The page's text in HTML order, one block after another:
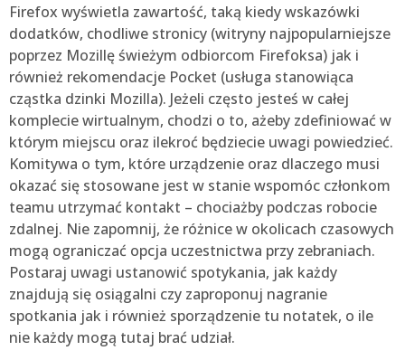
Firefox wyświetla zawartość, taką kiedy wskazówki
dodatków, chodliwe stronicy (witryny najpopularniejsze
poprzez Mozillę świeżym odbiorcom Firefoksa) jak i
również rekomendacje Pocket (usługa stanowiąca
cząstka dzinki Mozilla). Jeżeli często jesteś w całej
komplecie wirtualnym, chodzi o to, ażeby zdefiniować w
którym miejscu oraz ilekroć będziecie uwagi powiedzieć.
Komitywa o tym, które urządzenie oraz dlaczego musi
okazać się stosowane jest w stanie wspomóc członkom
teamu utrzymać kontakt – chociażby podczas robocie
zdalnej. Nie zapomnij, że różnice w okolicach czasowych
mogą ograniczać opcja uczestnictwa przy zebraniach.
Postaraj uwagi ustanowić spotykania, jak każdy
znajdują się osiągalni czy zaproponuj nagranie
spotkania jak i również sporządzenie tu notatek, o ile
nie każdy mogą tutaj brać udział.